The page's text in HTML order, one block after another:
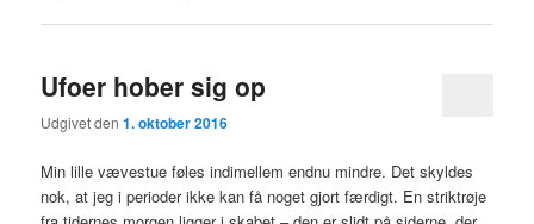
Ufoer hober sig op
Udgivet den1. oktober 2016
Min lille vævestue føles indimellem endnu mindre. Det skyldes
nok, at jeg i perioder ikke kan få noget gjort færdigt. En striktrøje